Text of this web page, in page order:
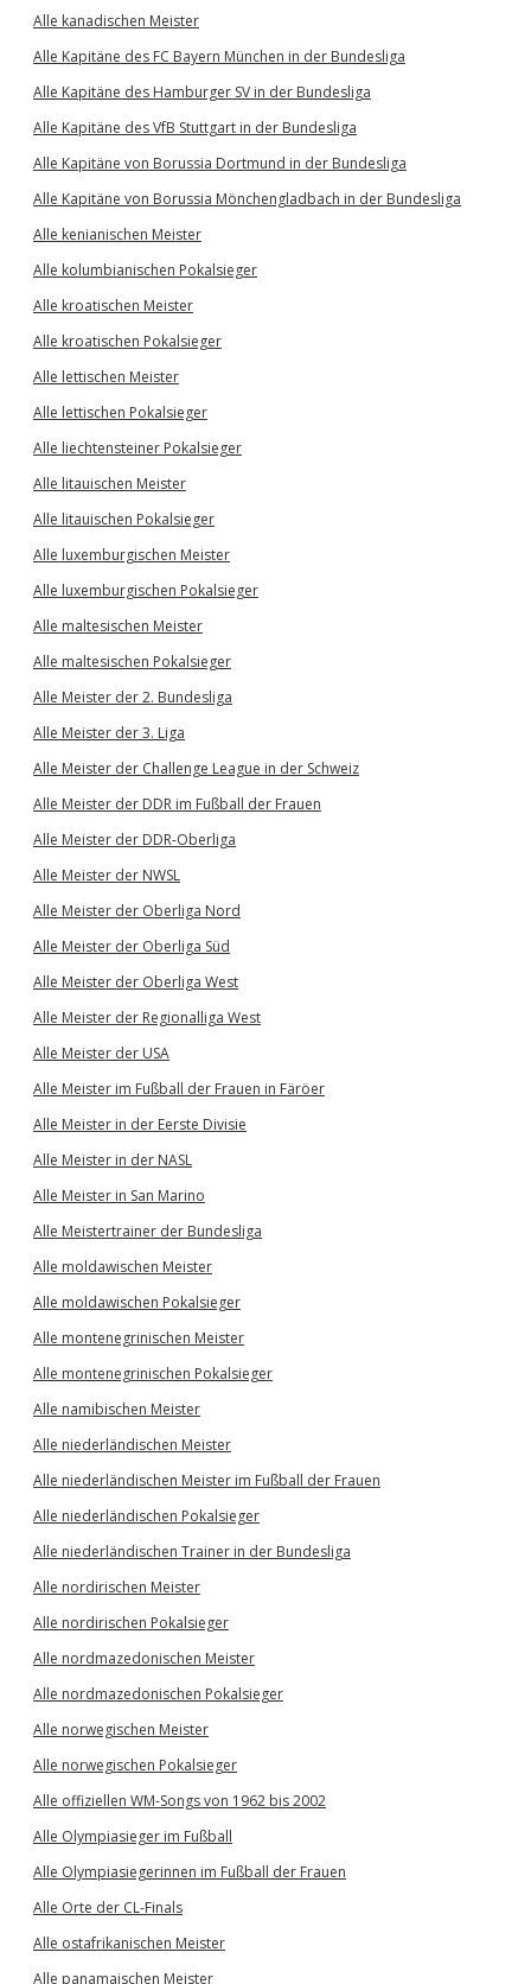
Alle kanadischen Meister
Alle Kapitäne des FC Bayern München in der Bundesliga
Alle Kapitäne des Hamburger SV in der Bundesliga
Alle Kapitäne des VfB Stuttgart in der Bundesliga
Alle Kapitäne von Borussia Dortmund in der Bundesliga
Alle Kapitäne von Borussia Mönchengladbach in der Bundesliga
Alle kenianischen Meister
Alle kolumbianischen Pokalsieger
Alle kroatischen Meister
Alle kroatischen Pokalsieger
Alle lettischen Meister
Alle lettischen Pokalsieger
Alle liechtensteiner Pokalsieger
Alle litauischen Meister
Alle litauischen Pokalsieger
Alle luxemburgischen Meister
Alle luxemburgischen Pokalsieger
Alle maltesischen Meister
Alle maltesischen Pokalsieger
Alle Meister der 2. Bundesliga
Alle Meister der 3. Liga
Alle Meister der Challenge League in der Schweiz
Alle Meister der DDR im Fußball der Frauen
Alle Meister der DDR-Oberliga
Alle Meister der NWSL
Alle Meister der Oberliga Nord
Alle Meister der Oberliga Süd
Alle Meister der Oberliga West
Alle Meister der Regionalliga West
Alle Meister der USA
Alle Meister im Fußball der Frauen in Färöer
Alle Meister in der Eerste Divisie
Alle Meister in der NASL
Alle Meister in San Marino
Alle Meistertrainer der Bundesliga
Alle moldawischen Meister
Alle moldawischen Pokalsieger
Alle montenegrinischen Meister
Alle montenegrinischen Pokalsieger
Alle namibischen Meister
Alle niederländischen Meister
Alle niederländischen Meister im Fußball der Frauen
Alle niederländischen Pokalsieger
Alle niederländischen Trainer in der Bundesliga
Alle nordirischen Meister
Alle nordirischen Pokalsieger
Alle nordmazedonischen Meister
Alle nordmazedonischen Pokalsieger
Alle norwegischen Meister
Alle norwegischen Pokalsieger
Alle offiziellen WM-Songs von 1962 bis 2002
Alle Olympiasieger im Fußball
Alle Olympiasiegerinnen im Fußball der Frauen
Alle Orte der CL-Finals
Alle ostafrikanischen Meister
Alle panamaischen Meister